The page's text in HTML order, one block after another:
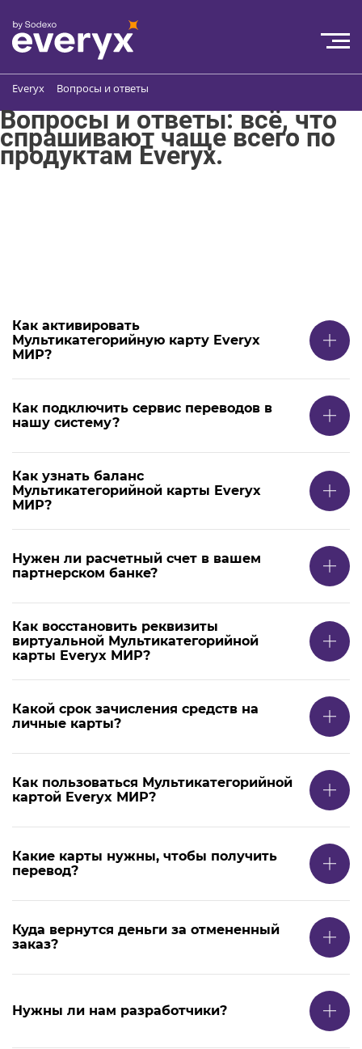
Everyx Вопросы и ответы
Вопросы и ответы: всё, что
спрашивают чаще всего по
продуктам Everyx.
Как активировать
Мультикатегорийную карту Everyx
МИР?
Как подключить сервис переводов в
нашу систему?
Как узнать баланс
Мультикатегорийной карты Everyx
МИР?
Нужен ли расчетный счет в вашем
партнерском банке?
Как восстановить реквизиты
виртуальной Мультикатегорийной
карты Everyx МИР?
Какой срок зачисления средств на
личные карты?
Как пользоваться Мультикатегорийной
картой Everyx МИР?
Какие карты нужны, чтобы получить
перевод?
Куда вернутся деньги за отмененный
заказ?
Нужны ли нам разработчики?